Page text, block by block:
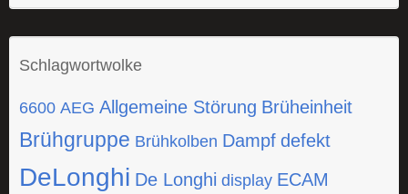
Schlagwortwolke
6600 AEG Allgemeine Störung Brüheinheit
Brühgruppe Brühkolben Dampf defekt
DeLonghi De Longhi display ECAM